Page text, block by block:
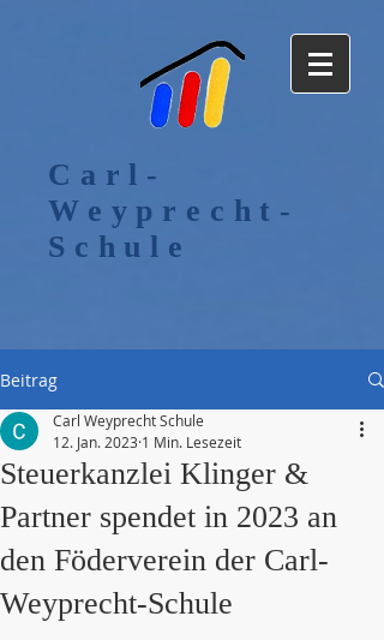
Carl-
Weyprecht-
Schule
Beitrag
Steuerkanzlei Klinger &
Partner spendet in 2023 an
den Föderverein der Carl-
Weyprecht-Schule
Carl Weyprecht Schule
12. Jan. 2023 1 Min. Lesezeit